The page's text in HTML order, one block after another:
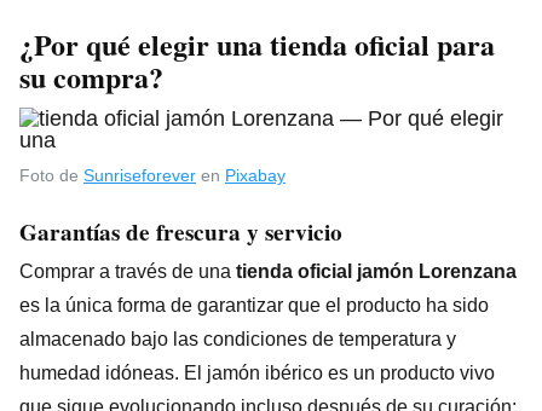
¿Por qué elegir una tienda oficial para
su compra?
Foto de Sunriseforever en Pixabay
Garantías de frescura y servicio
Comprar a través de una tienda oficial jamón Lorenzana
es la única forma de garantizar que el producto ha sido
almacenado bajo las condiciones de temperatura y
humedad idóneas. El jamón ibérico es un producto vivo
que sigue evolucionando incluso después de su curación;